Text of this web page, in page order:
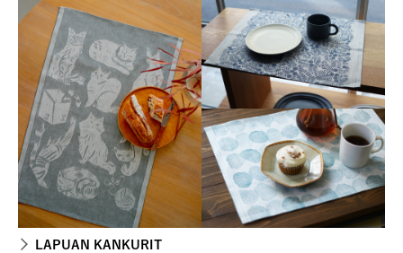
LAPUAN KANKURIT